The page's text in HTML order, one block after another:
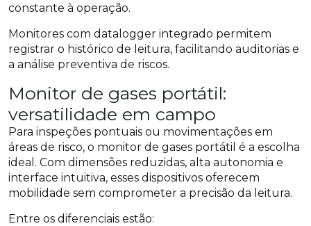
constante à operação.
Monitores com datalogger integrado permitem
registrar o histórico de leitura, facilitando auditorias e
a análise preventiva de riscos.
Monitor de gases portátil:
versatilidade em campo
Para inspeções pontuais ou movimentações em
áreas de risco, o monitor de gases portátil é a escolha
ideal. Com dimensões reduzidas, alta autonomia e
interface intuitiva, esses dispositivos oferecem
mobilidade sem comprometer a precisão da leitura.
Entre os diferenciais estão: